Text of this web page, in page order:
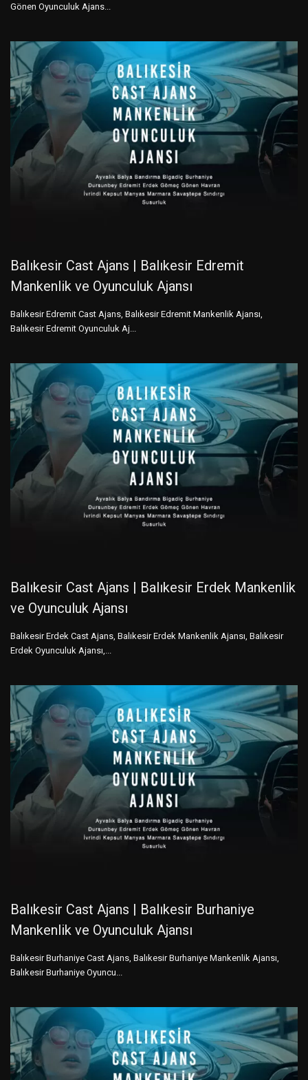
Gönen Oyunculuk Ajans...
Balıkesir Cast Ajans | Balıkesir Edremit
Mankenlik ve Oyunculuk Ajansı
Balıkesir Edremit Cast Ajans, Balıkesir Edremit Mankenlik Ajansı,
Balıkesir Edremit Oyunculuk Aj...
Balıkesir Cast Ajans | Balıkesir Erdek Mankenlik
ve Oyunculuk Ajansı
Balıkesir Erdek Cast Ajans, Balıkesir Erdek Mankenlik Ajansı, Balıkesir
Erdek Oyunculuk Ajansı,...
Balıkesir Cast Ajans | Balıkesir Burhaniye
Mankenlik ve Oyunculuk Ajansı
Balıkesir Burhaniye Cast Ajans, Balıkesir Burhaniye Mankenlik Ajansı,
Balıkesir Burhaniye Oyuncu...